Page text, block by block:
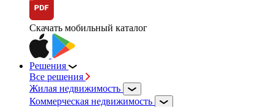
Скачать мобильный каталог
Решения
Все решения
Жилая недвижимость
Коммерческая недвижимость